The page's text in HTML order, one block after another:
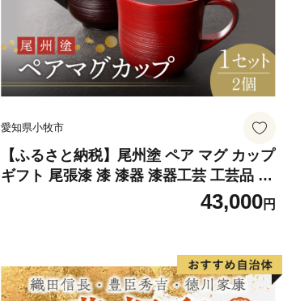
愛知県小牧市
【ふるさと納税】尾州塗 ペア マグ カップ
ギフト 尾張漆 漆 漆器 漆器工芸 工芸品 芸
術性 実用性 抗菌性 美味しく安全な食事
手作り 贈答用 くつろぎ おうち時間 プレ
43,000円